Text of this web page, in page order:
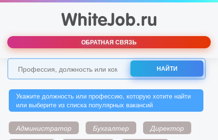
ОБРАТНАЯ СВЯЗЬ
НАЙТИ
Укажите должность или профессию, которую хотите найти
или выберите из списка популярных вакансий
Администратор Бухгалтер
Директор